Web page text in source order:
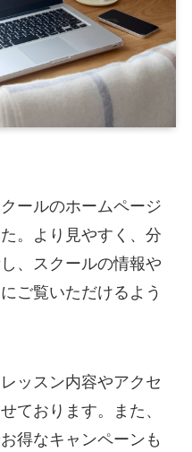
ールのホームページ
。より見やすく、分
、スクールの情報や
ご覧いただけるよう
ッスン内容やアクセ
ております。また、
得なキャンペーンも